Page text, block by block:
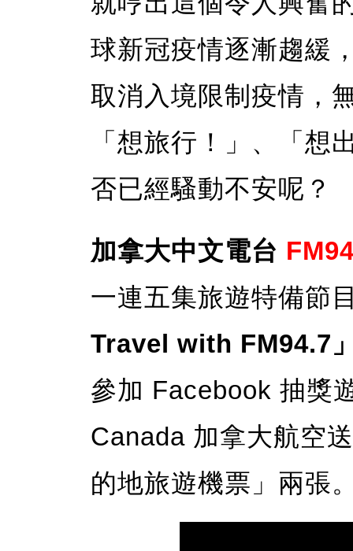
球新冠疫情逐漸趨緩
取消入境限制疫情，
「想旅行！」、「想
否已經騷動不安呢？
加拿大中文電台
一連五集旅遊特備節
Travel with FM94.7
參加 Facebook 抽獎
Canada 加拿大航空
的地旅遊機票」兩張